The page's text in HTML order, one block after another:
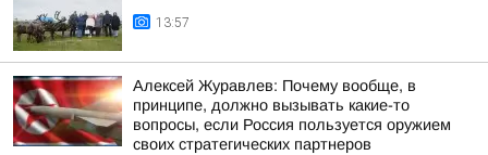
13:57
Алексей Журавлев: Почему вообще, в
принципе, должно вызывать какие-то
вопросы, если Россия пользуется оружием
своих стратегических партнеров